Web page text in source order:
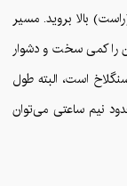
بالا بروید. مسیر
را کمی سخت و دشوار
است، البته طول
نیم ساعتی می‌توان